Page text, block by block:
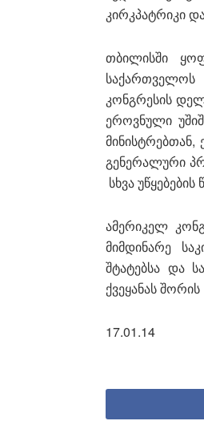
კირკპატრიკი
თბილისში
კონგრესის
ეროვნული
გენერალური
სხვა
ამერიკელ
მიმდინარე
შტატებსა და
ქვეყანას
17.01.14